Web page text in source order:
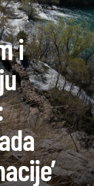
i